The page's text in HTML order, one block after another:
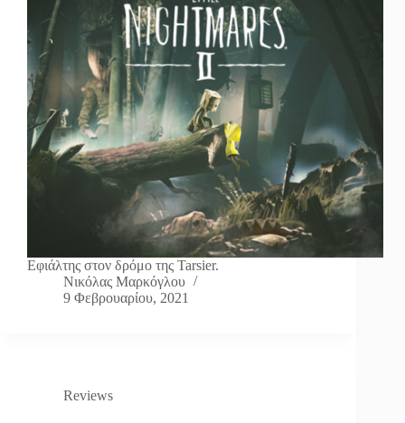
Εφιάλτης στον δρόμο της Tarsier.
Νικόλας Μαρκόγλου
9 Φεβρουαρίου, 2021
Reviews